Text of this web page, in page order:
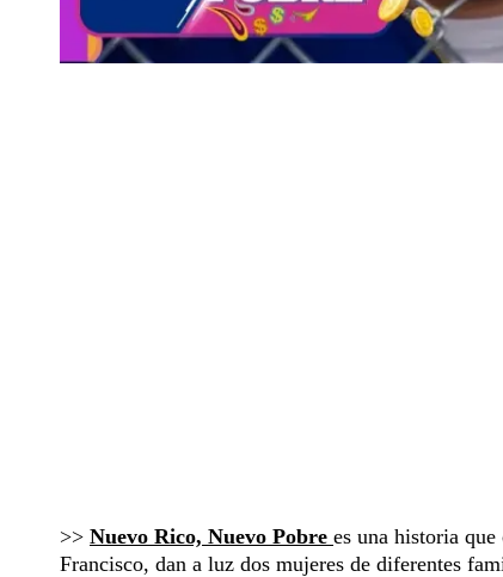
>> Nuevo Rico, Nuevo Pobre es una historia
Francisco, dan a luz dos mujeres de diferentes